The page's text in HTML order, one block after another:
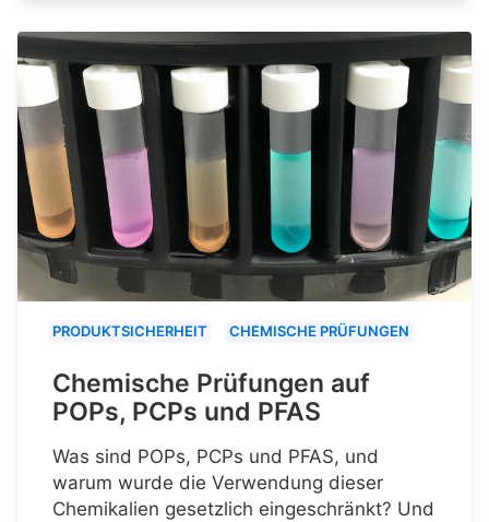
PRODUKTSICHERHEIT CHEMISCHE PRÜFUNGEN
Chemische Prüfungen auf
POPs, PCPs und PFAS
Was sind POPs, PCPs und PFAS, und
warum wurde die Verwendung dieser
Chemikalien gesetzlich eingeschränkt? Und